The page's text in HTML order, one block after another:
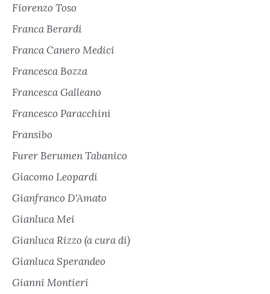
Fiorenzo Toso
Franca Berardi
Franca Canero Medici
Francesca Bozza
Francesca Galleano
Francesco Paracchini
Fransibo
Furer Berumen Tabanico
Giacomo Leopardi
Gianfranco D'Amato
Gianluca Mei
Gianluca Rizzo (a cura di)
Gianluca Sperandeo
Gianni Montieri